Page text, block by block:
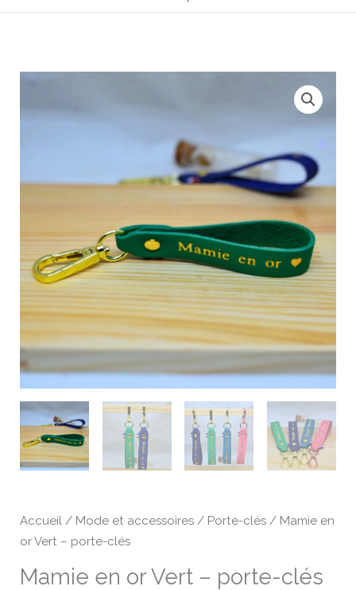
Accueil / Mode et accessoires / Porte-clés / Mamie en
or Vert – porte-clés
Mamie en or Vert – porte-clés